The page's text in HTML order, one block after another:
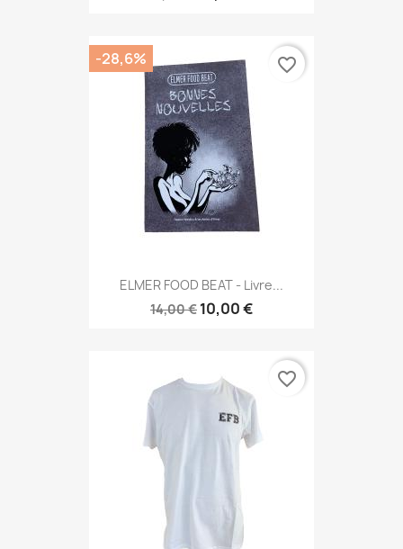
ELMER FOOD BEAT - Livre...
14,00 € 10,00 €
-28,6% favorite_border
favorite_border